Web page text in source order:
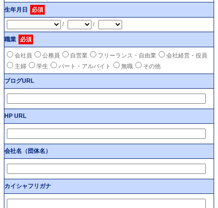
生年月日 必須
/ /
職業 必須
会社員 公務員 自営業 フリーランス・自由業
会社経営・役員
主婦
学生 パート・アルバイト 無職 その他
ブログURL
HP URL
会社名（団体名）
カイシャフリガナ